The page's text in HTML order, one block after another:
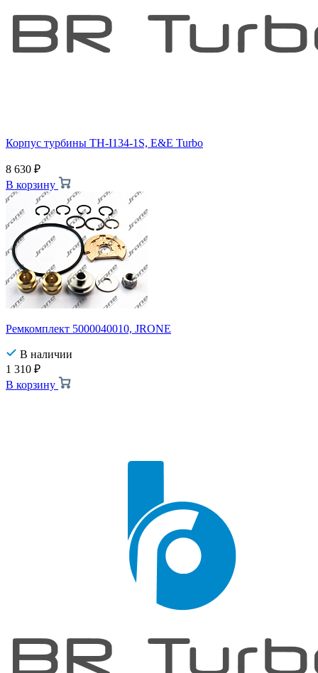
Корпус турбины TH-I134-1S, E&E Turbo
8 630 ₽
В корзину
Ремкомплект 5000040010, JRONE
В наличии
1 310 ₽
В корзину